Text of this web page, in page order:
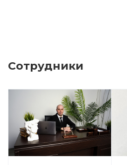
Сотрудники